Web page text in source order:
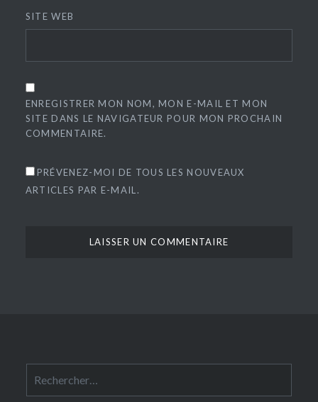
SITE WEB
ENREGISTRER MON NOM, MON E-MAIL ET MON
SITE DANS LE NAVIGATEUR POUR MON PROCHAIN
COMMENTAIRE.
PRÉVENEZ-MOI DE TOUS LES NOUVEAUX
ARTICLES PAR E-MAIL.